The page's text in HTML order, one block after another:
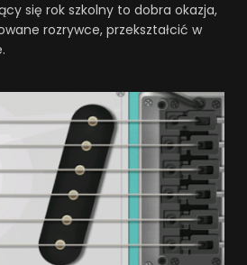
się rok szkolny to dobra okazja,
rozrywce, przekształcić w